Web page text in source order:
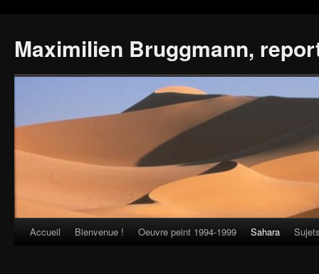
Maximilien Bruggmann,
SkipAccueil Bienvenue ! Oeuvre peint 1994-1999 Sahara